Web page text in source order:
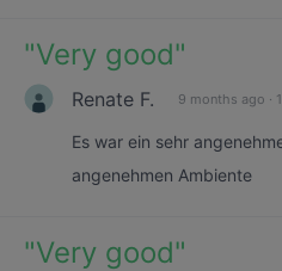
"Very good"
Renate F. 9 months ago ·
Es war ein sehr
angenehmen Ambiente
"Very good"